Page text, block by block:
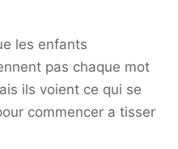
les enfants
pas chaque mot
ils voient ce qui se
commencer a tisser